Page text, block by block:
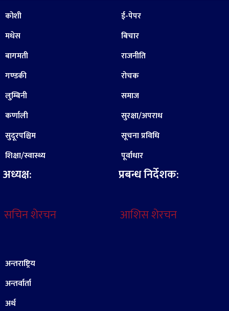
कोशी
मधेस
बागमती
गण्डकी
लुम्बिनी
कर्णाली
सुदूरपश्चिम
शिक्षा/स्वास्थ्य
अध्यक्ष:
सचिन शेरचन
ई-पेपर
बिचार
राजनीति
रोचक
समाज
सुरक्षा/अपराध
सूचना प्रविधि
पूर्वाधार
प्रबन्ध निर्देशक:
आशिस शेरचन
अन्तराष्ट्रिय
अन्तर्वार्ता
अर्थ